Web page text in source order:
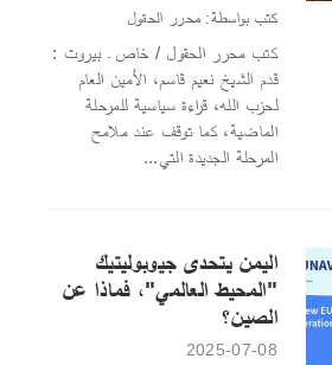
كتب بواسطة: محرر الحقول
كتب محرر الحقول / خاص ـ بيروت :
قدم الشيخ نعيم قاسم، الأمين العام
لحزب الله، قراءة سياسية للمرحلة
الماضية، كما توقف عند ملامح
المرحلة الجديدة التي...
اليمن يتحدى جيوبوليتيك
"المحيط العالمي"، فماذا عن
الصين؟
2025-07-08